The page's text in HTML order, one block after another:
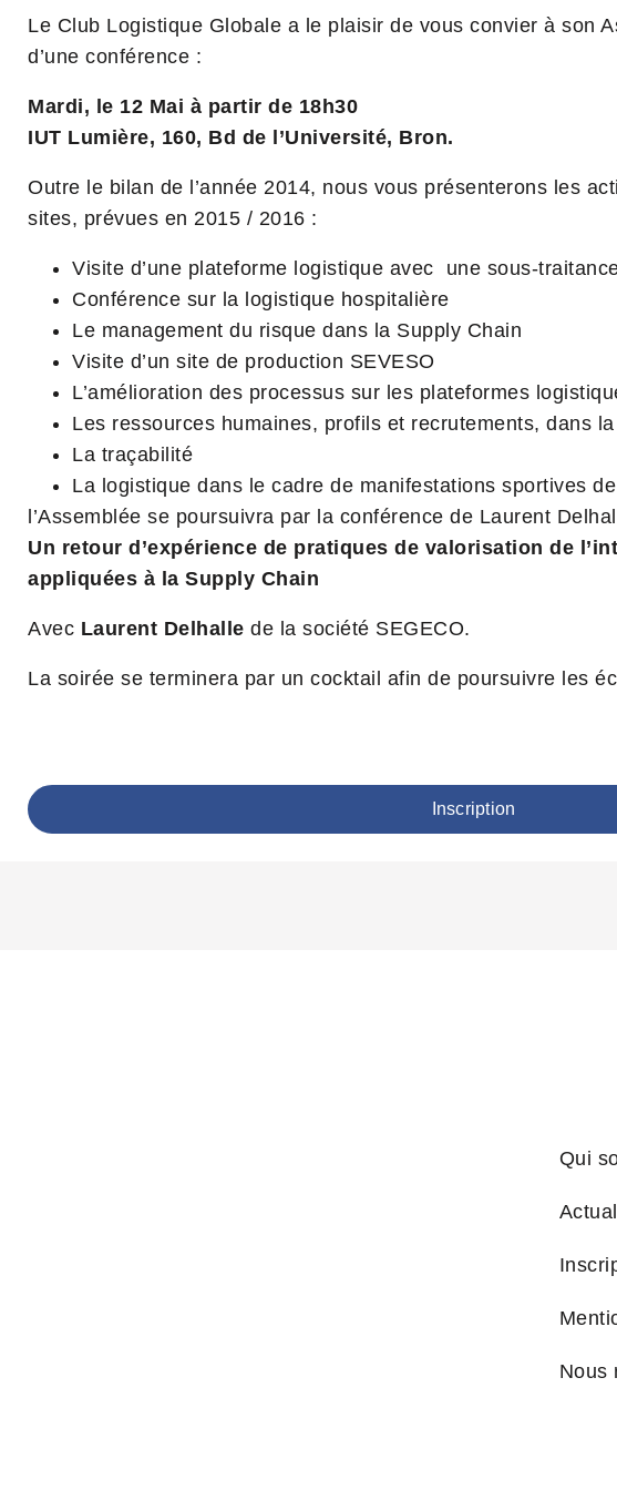
Le Club Logistique Globale a le plaisir de vous convier à son
d’une conférence :
Mardi, le 12 Mai à partir de 18h30
IUT Lumière, 160, Bd de l’Université, Bron.
Outre le bilan de l’année 2014, nous vous présenterons les
sites, prévues en 2015 / 2016 :
Visite d’une plateforme logistique avec une sous-
Conférence sur la logistique hospitalière
Le management du risque dans la Supply Chain
Visite d’un site de production SEVESO
L’amélioration des processus sur les plateformes
Les ressources humaines, profils et recrutements, dans
La traçabilité
La logistique dans le cadre de manifestations sportives
l’Assemblée se poursuivra par la conférence de Laurent
Un retour d’expérience de pratiques de valorisation de
appliquées à la Supply Chain
Avec Laurent Delhalle de la société SEGECO.
La soirée se terminera par un cocktail afin de poursuivre les
Inscription
Qui
Nous